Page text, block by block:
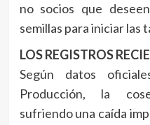
no socios que
semillas para iniciar las
LOS REGISTROS
Según datos
Producción, la
sufriendo una caída